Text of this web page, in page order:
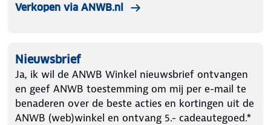
Verkopen via ANWB.nl
Nieuwsbrief
Ja, ik wil de ANWB Winkel nieuwsbrief ontvangen
en geef ANWB toestemming om mij per e-mail te
benaderen over de beste acties en kortingen uit de
ANWB (web)winkel en ontvang 5.- cadeautegoed.*